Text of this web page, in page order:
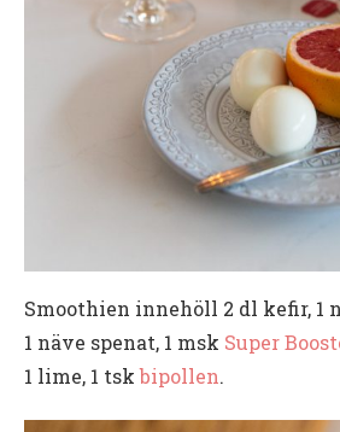
Smoothien innehöll 2 dl kefir, 1
1 näve spenat, 1 msk Super
1 lime, 1 tskbipollen.